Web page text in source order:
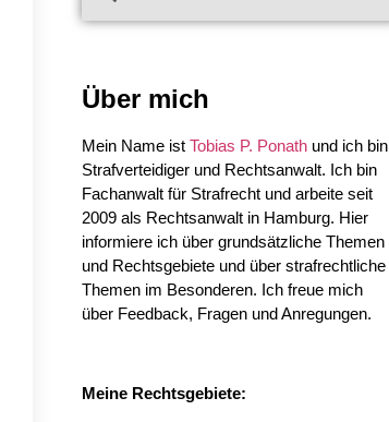
Über mich
Mein Name ist Tobias P. Ponath und ich bin
Strafverteidiger und Rechtsanwalt. Ich bin
Fachanwalt für Strafrecht und arbeite seit
2009 als Rechtsanwalt in Hamburg. Hier
informiere ich über grundsätzliche Themen
und Rechtsgebiete und über strafrechtliche
Themen im Besonderen. Ich freue mich
über Feedback, Fragen und Anregungen.
Meine Rechtsgebiete: